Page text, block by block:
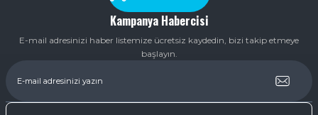
Kampanya Habercisi
E-mail adresinizi haber listemize ücretsiz kaydedin, bizi takip etmeye
başlayın.